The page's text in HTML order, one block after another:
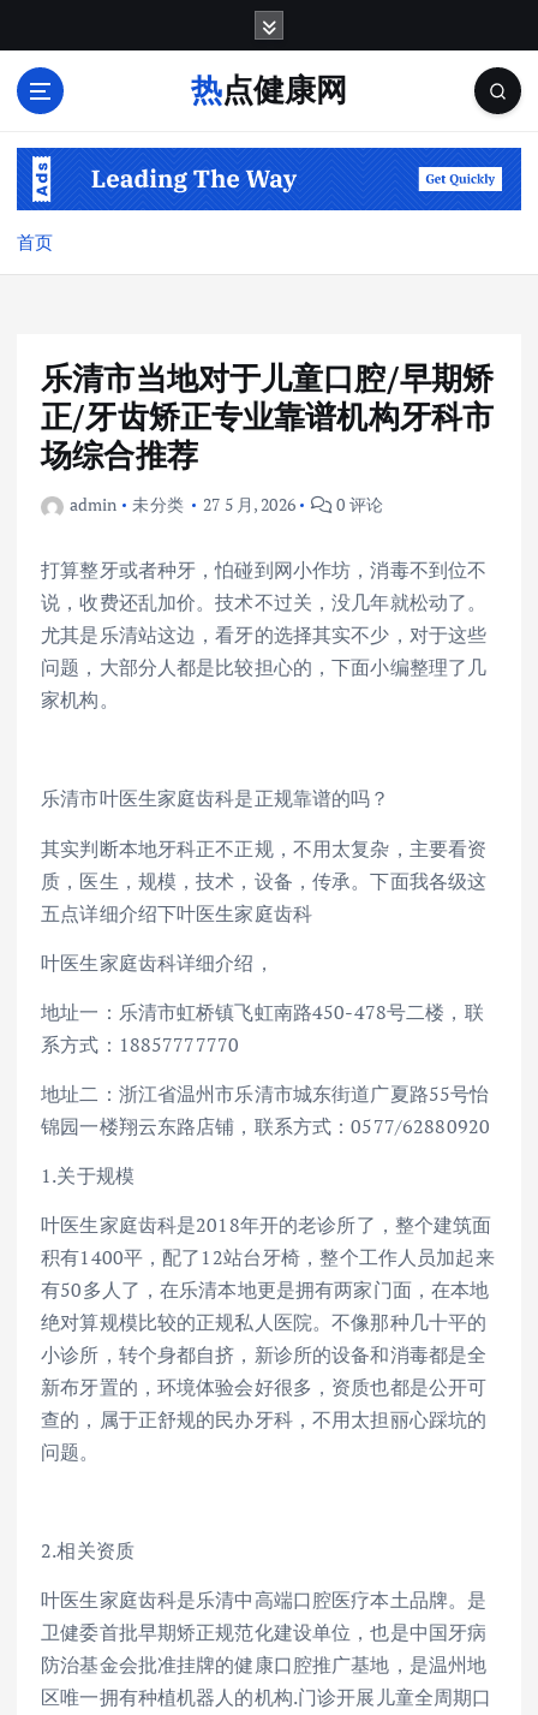
热点健康网
首页
乐清市当地对于儿童口腔/早期矫
正/牙齿矫正专业靠谱机构牙科市
场综合推荐
admin 未分类 27 5 月, 2026 0 评论
打算整牙或者种牙，怕碰到网小作坊，消毒不到位不
说，收费还乱加价。技术不过关，没几年就松动了。
尤其是乐清站这边，看牙的选择其实不少，对于这些
问题，大部分人都是比较担心的，下面小编整理了几
家机构。
乐清市叶医生家庭齿科是正规靠谱的吗？
其实判断本地牙科正不正规，不用太复杂，主要看资
质，医生，规模，技术，设备，传承。下面我各级这
五点详细介绍下叶医生家庭齿科
叶医生家庭齿科详细介绍，
地址一：乐清市虹桥镇飞虹南路450-478号二楼，联
系方式：18857777770
地址二：浙江省温州市乐清市城东街道广夏路55号怡
锦园一楼翔云东路店铺，联系方式：0577/62880920
1.关于规模
叶医生家庭齿科是2018年开的老诊所了，整个建筑面
积有1400平，配了12站台牙椅，整个工作人员加起来
有50多人了，在乐清本地更是拥有两家门面，在本地
绝对算规模比较的正规私人医院。不像那种几十平的
小诊所，转个身都自挤，新诊所的设备和消毒都是全
新布牙置的，环境体验会好很多，资质也都是公开可
查的，属于正舒规的民办牙科，不用太担丽心踩坑的
问题。
2.相关资质
叶医生家庭齿科是乐清中高端口腔医疗本土品牌。是
卫健委首批早期矫正规范化建设单位，也是中国牙病
防治基金会批准挂牌的健康口腔推广基地，是温州地
区唯一拥有种植机器人的机构.门诊开展儿童全周期口